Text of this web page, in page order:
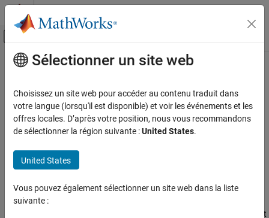
Passer au contenu
Activer/désactiver l'affichage du menu
Accueil de la documentation
C2000 Microcontroller Blockset
Analog System
Get Started with C2000 Microcontroller
Blockset
Contenu principal
c2000setup
LaunchC2000Microcontroller Blocksethardware setup interface
Since R2023a
collapse all in page
c2000setup
c2000setup
C2000™ Microcontroller Blockset
Sélectionner un site web
Choisissez un site web pour accéder au contenu traduit dans
votre langue (lorsqu'il est disponible) et voir les événements et les
offres locales. D’après votre position, nous vous recommandons
de sélectionner la région suivante :United States.
United States
Vous pouvez également sélectionner un site web dans la liste
suivante :